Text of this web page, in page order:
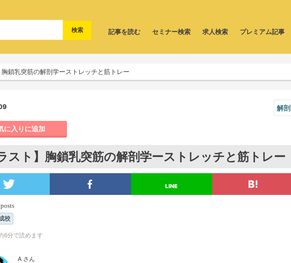
記事を読む セミナー検索 求人検索 プレミアム記事
胸鎖乳突筋の解剖学ーストレッチと筋トレー
解剖
に入りに追加
スト】胸鎖乳突筋の解剖学ーストレッチと筋トレー
校
6分で読めます
A さん